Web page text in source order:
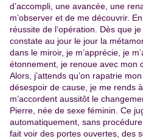
d’accompli, une avancée, une
m’observer et de me découvrir.
réussite de l’opération. Dès que
constate au jour le jour la
dans le miroir, je m’apprécie, je
étonnement, je renoue avec mon
Alors, j’attends qu’on rapatrie
désespoir de cause, je me rends
m’accordent aussitôt le
Pierre, née de sexe féminin. Ce
automatiquement, sans
fait voir des portes ouvertes, des